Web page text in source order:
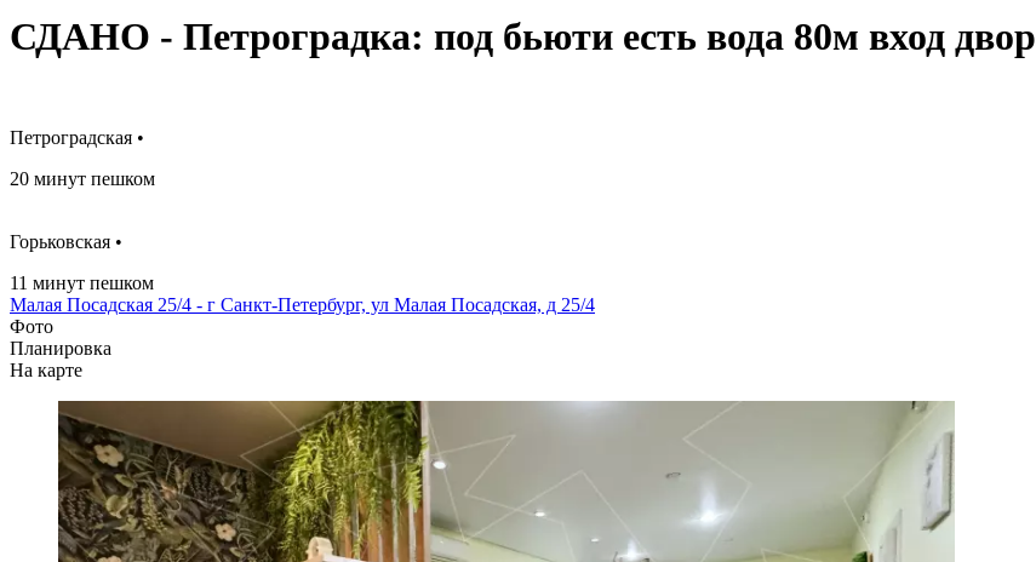
СДАНО - Петроградка: под бьюти есть вода 80м вход двор
Петроградская •
20 минут пешком
Горьковская •
11 минут пешком
Малая Посадская 25/4 - г Санкт-Петербург, ул Малая Посадская, д 25/4
Фото
Планировка
На карте